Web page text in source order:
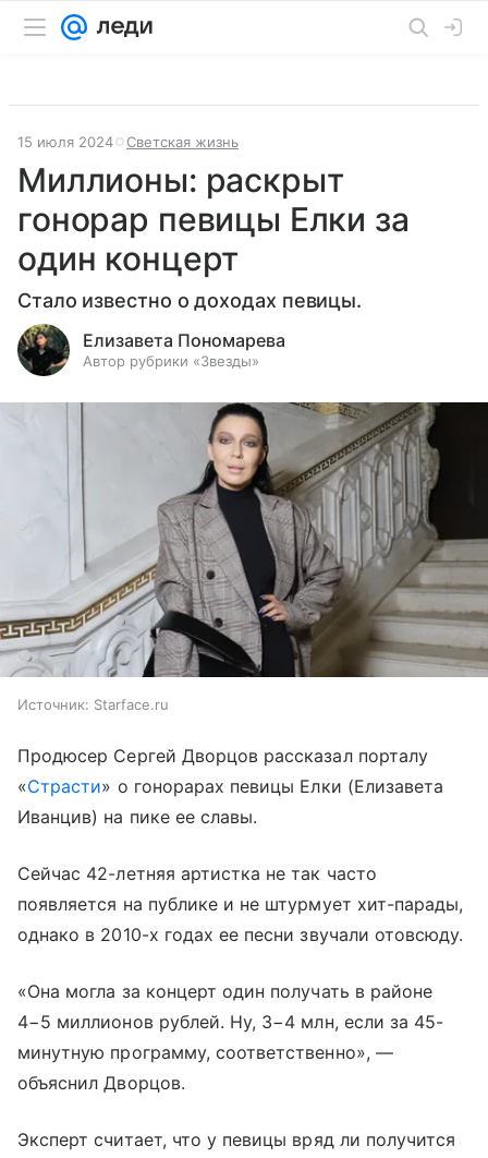
15 июля 2024 Светская жизнь
Миллионы: раскрыт
гонорар певицы Елки за
один концерт
Стало известно о доходах певицы.
Елизавета Пономарева
Автор рубрики «Звезды»
Источник: Starface.ru
Продюсер Сергей Дворцов рассказал порталу
«Страсти» о гонорарах певицы Елки (Елизавета
Иванцив) на пике ее славы.
Сейчас 42-летняя артистка не так часто
появляется на публике и не штурмует хит-парады,
однако в 2010-х годах ее песни звучали отовсюду.
«Она могла за концерт один получать в районе
4−5 миллионов рублей. Ну, 3−4 млн, если за 45-
минутную программу, соответственно», —
объяснил Дворцов.
Эксперт считает, что у певицы вряд ли получится